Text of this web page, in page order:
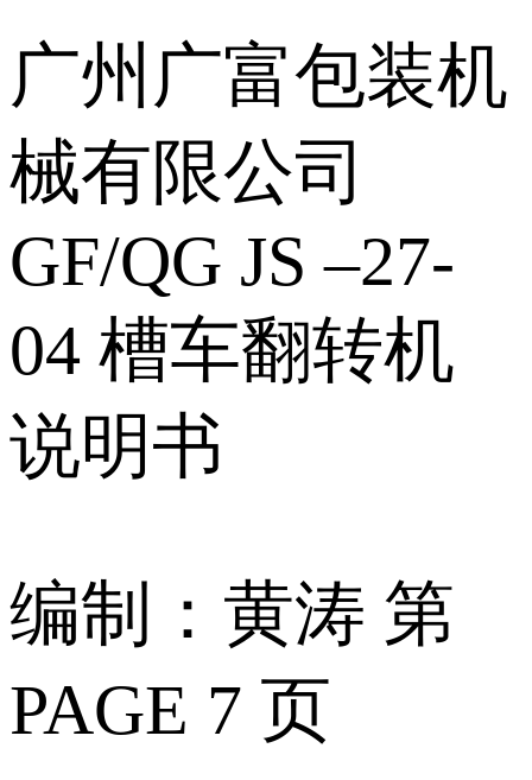
广州广富包装机
械有限公司
GF/QG JS –27-
04 槽车翻转机
说明书
编制：黄涛 第
PAGE 7 页